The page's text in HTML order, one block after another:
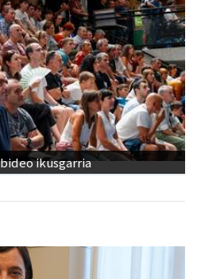
ikusgarria